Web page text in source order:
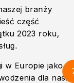
branży
część
2023 roku,
w Europie jako
dla nas!